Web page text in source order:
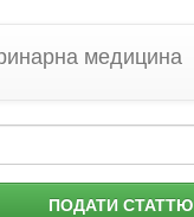
медицина
ПОДАТИ СТАТТЮ